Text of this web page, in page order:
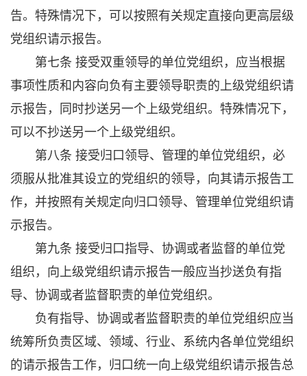
告。特殊情况下，可以按照有关规定直接向更高层级
党组织请示报告。
第七条 接受双重领导的单位党组织，应当根据
事项性质和内容向负有主要领导职责的上级党组织请
示报告，同时抄送另一个上级党组织。特殊情况下，
可以不抄送另一个上级党组织。
第八条 接受归口领导、管理的单位党组织，必
须服从批准其设立的党组织的领导，向其请示报告工
作，并按照有关规定向归口领导、管理单位党组织请
示报告。
第九条 接受归口指导、协调或者监督的单位党
组织，向上级党组织请示报告一般应当抄送负有指
导、协调或者监督职责的单位党组织。
负有指导、协调或者监督职责的单位党组织应当
统筹所负责区域、领域、行业、系统内各单位党组织
的请示报告工作，归口统一向上级党组织请示报告总